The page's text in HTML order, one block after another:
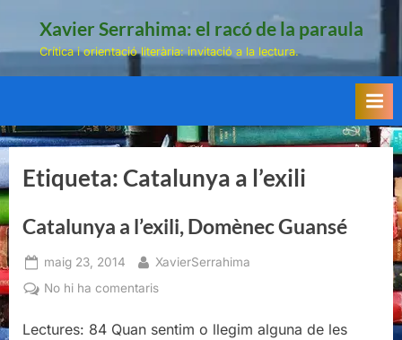
Xavier Serrahima: el racó de la paraula
Crítica i orientació literària: invitació a la lectura.
Etiqueta:Catalunya a l’exili
Catalunya a l’exili, Domènec Guansé
Posted
on
maig 23, 2014 By
XavierSerrahima
No hi ha comentarisa
a
Lectures: 84 Quan sentim o llegim alguna de les